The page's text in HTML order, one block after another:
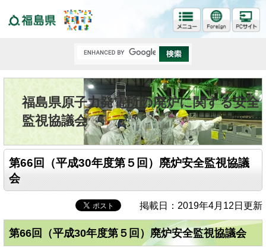
福島県原子力発電所の廃炉に関する安全
監視協議会
第66回（平成30年度第５回）廃炉安全監視協議
会
掲載日：2019年4月12日更新
第66回（平成30年度第５回）廃炉安全監視協議会